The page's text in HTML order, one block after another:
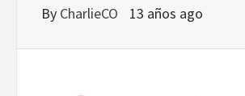
By CharlieCO 13 años ago